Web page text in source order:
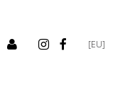
[EU]